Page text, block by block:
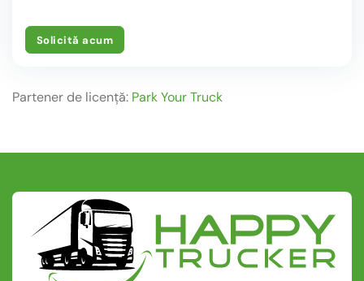
Solicită acum
Partener de licență: Park Your Truck